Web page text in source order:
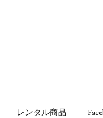
レンタル商品